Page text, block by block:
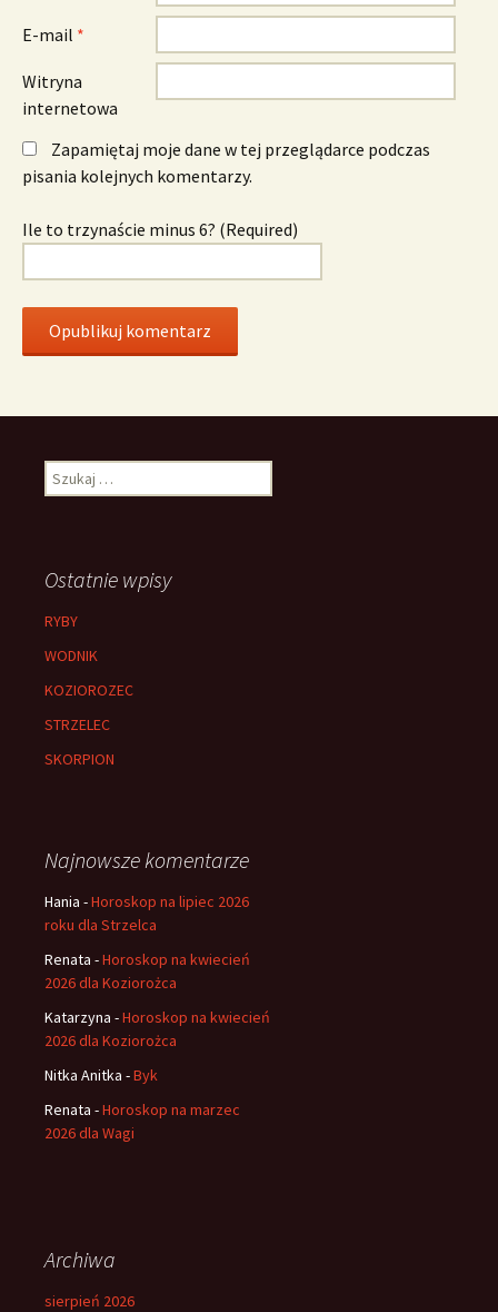
E-mail *
Witryna
internetowa
Zapamiętaj moje dane w tej przeglądarce podczas
pisania kolejnych komentarzy.
Ile to trzynaście minus 6? (Required)
Szukaj:
Ostatnie wpisy
RYBY
WODNIK
KOZIOROZEC
STRZELEC
SKORPION
Najnowsze komentarze
Hania -Horoskop na lipiec 2026
roku dla Strzelca
Renata -Horoskop na kwiecień
2026 dla Koziorożca
Katarzyna -Horoskop na kwiecień
2026 dla Koziorożca
Nitka Anitka -Byk
Renata -Horoskop na marzec
2026 dla Wagi
Archiwa
sierpień 2026